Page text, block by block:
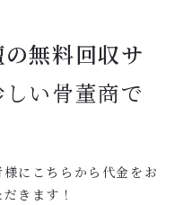
無料回収サ
い骨董商で
にこちらから代金をお
きます！